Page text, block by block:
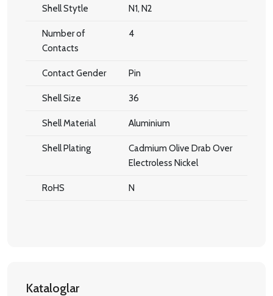
Shell Stytle N1, N2
Number of
Contacts
4
Contact Gender Pin
Shell Size 36
Shell Material Aluminium
Shell Plating
Cadmium Olive Drab Over
Electroless Nickel
RoHS N
Kataloglar